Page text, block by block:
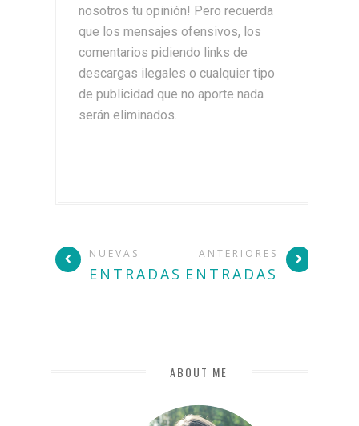
nosotros tu opinión! Pero recuerda
que los mensajes ofensivos, los
comentarios pidiendo links de
descargas ilegales o cualquier tipo
de publicidad que no aporte nada
serán eliminados.
NUEVAS
ENTRADAS
ANTERIORES
ENTRADAS
ABOUT ME